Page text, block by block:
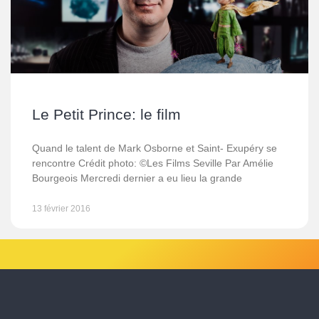
Le Petit Prince: le film
Quand le talent de Mark Osborne et Saint- Exupéry se
rencontre Crédit photo: ©Les Films Seville Par Amélie
Bourgeois Mercredi dernier a eu lieu la grande
13 février 2016